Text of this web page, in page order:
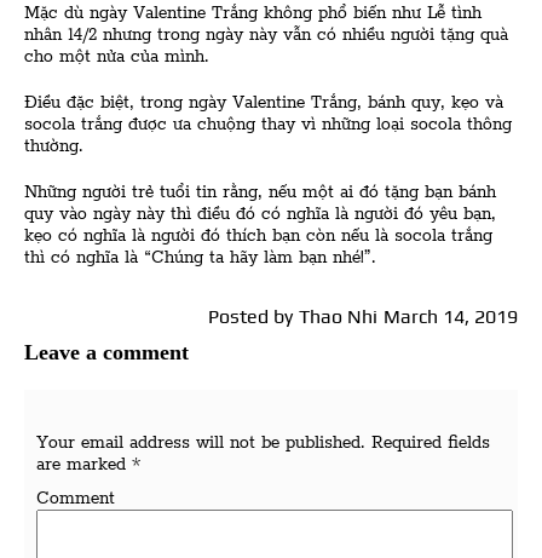
Mặc dù ngày Valentine Trắng không phổ biến như Lễ tình
nhân 14/2 nhưng trong ngày này vẫn có nhiều người tặng quà
cho một nửa của mình.
Điều đặc biệt, trong ngày Valentine Trắng, bánh quy, kẹo và
socola trắng được ưa chuộng thay vì những loại socola thông
thường.
Những người trẻ tuổi tin rằng, nếu một ai đó tặng bạn bánh
quy vào ngày này thì điều đó có nghĩa là người đó yêu bạn,
kẹo có nghĩa là người đó thích bạn còn nếu là socola trắng
thì có nghĩa là “Chúng ta hãy làm bạn nhé!”.
Posted by Thao Nhi March 14, 2019
Leave a comment
Your email address will not be published. Required fields
are marked *
Comment